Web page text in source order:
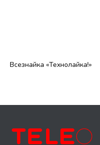
Какое мороженое